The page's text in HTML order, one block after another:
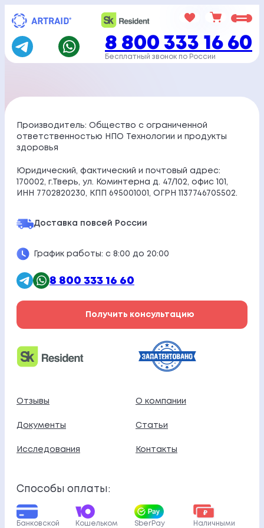
Перейти
содержимому
8 800 333 16 60
Бесплатный звонок по России
Производитель: Общество с ограниченной
ответственностью НПО Технологии и продукты
здоровья
Юридический, фактический и почтовый адрес:
170002, г.Тверь, ул. Коминтерна д. 47/102, офис 101,
ИНН 7702820230, КПП 695001001, ОГРН 1137746705502.
Доставка повсей России
График работы: с 8:00 до 20:00
8 800 333 16 60
Получить консультацию
Отзывы О компании
Документы Статьи
Исследования Контакты
Способы оплаты:
Банковской Кошельком SberPay Наличными